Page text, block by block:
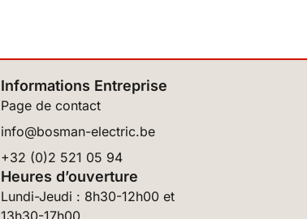
Informations Entreprise
Page de contact
info@bosman-electric.be
+32 (0)2 521 05 94
Heures d’ouverture
Lundi-Jeudi : 8h30-12h00 et
13h30-17h00